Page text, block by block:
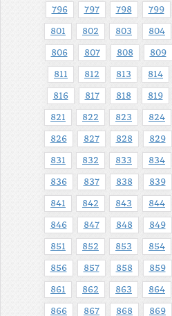
796 797 798 799
801 802 803 804
806 807 808 809
811 812 813 814
816 817 818 819
821 822 823 824
826 827 828 829
831 832 833 834
836 837 838 839
841 842 843 844
846 847 848 849
851 852 853 854
856 857 858 859
861 862 863 864
866 867 868 869